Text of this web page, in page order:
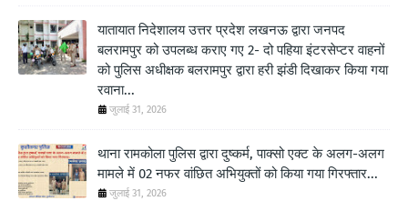
यातायात निदेशालय उत्तर प्रदेश लखनऊ द्वारा जनपद
बलरामपुर को उपलब्ध कराए गए 2- दो पहिया इंटरसेप्टर वाहनों
को पुलिस अधीक्षक बलरामपुर द्वारा हरी झंडी दिखाकर किया गया
रवाना...
जुलाई 31, 2026
थाना रामकोला पुलिस द्वारा दुष्कर्म, पाक्सो एक्ट के अलग-अलग
मामले में 02 नफर वांछित अभियुक्तों को किया गया गिरफ्तार...
जुलाई 31, 2026